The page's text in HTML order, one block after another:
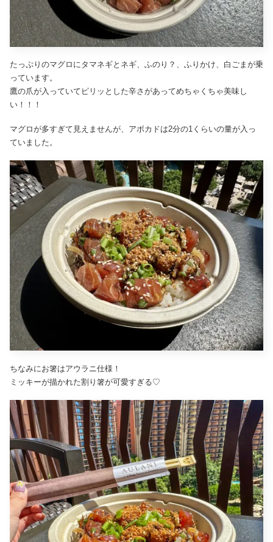
たっぷりのマグロにタマネギとネギ、ふのり？、ふりかけ、白ごまが乗
っています。
鷹の爪が入っていてピリッとした辛さがあってめちゃくちゃ美味し
い！！！
マグロが多すぎて見えませんが、アボカドは2分の1くらいの量が入っ
ていました。
ちなみにお箸はアウラニ仕様！
ミッキーが描かれた割り箸が可愛すぎる♡